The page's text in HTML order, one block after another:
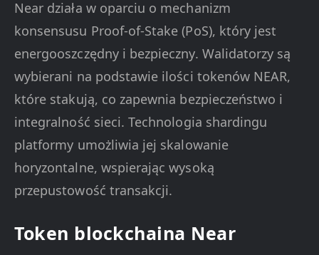
Near działa w oparciu o mechanizm
konsensusu Proof-of-Stake (PoS), który jest
energooszczędny i bezpieczny. Walidatorzy są
wybierani na podstawie ilości tokenów NEAR,
które stakują, co zapewnia bezpieczeństwo i
integralność sieci. Technologia shardingu
platformy umożliwia jej skalowanie
horyzontalne, wspierając wysoką
przepustowość transakcji.
Token blockchaina Near